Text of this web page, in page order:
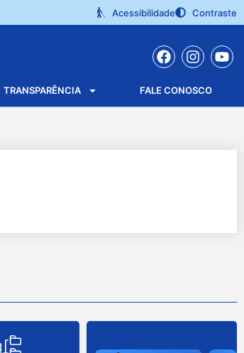
Acessibilidade Contraste
TRANSPARÊNCIA FALE CONOSCO